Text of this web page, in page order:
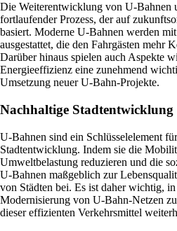
Die Weiterentwicklung von U-Bahnen
fortlaufender Prozess, der auf
basiert. Moderne U-Bahnen werden
ausgestattet, die den Fahrgästen mehr
Darüber hinaus spielen auch Aspekte
Energieeffizienz eine zunehmend
Umsetzung neuer U-Bahn-Projekte.
Nachhaltige
U-Bahnen sind ein Schlüsselelement
Stadtentwicklung. Indem sie die
Umweltbelastung reduzieren und die
U-Bahnen maßgeblich zur
von Städten bei. Es ist daher wichtig,
Modernisierung von U-Bahn-Netzen
dieser effizienten Verkehrsmittel